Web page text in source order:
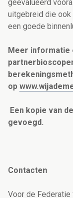
geëvalueerd
uitgebreid die
een goede
Meer informatie
op
Een kopie van
gevoegd.
Contacten
Voor de Federatie